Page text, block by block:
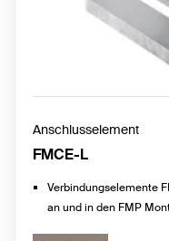
Anschlusselement
FMCE-L
Verbindungselemente
an und in den FMP